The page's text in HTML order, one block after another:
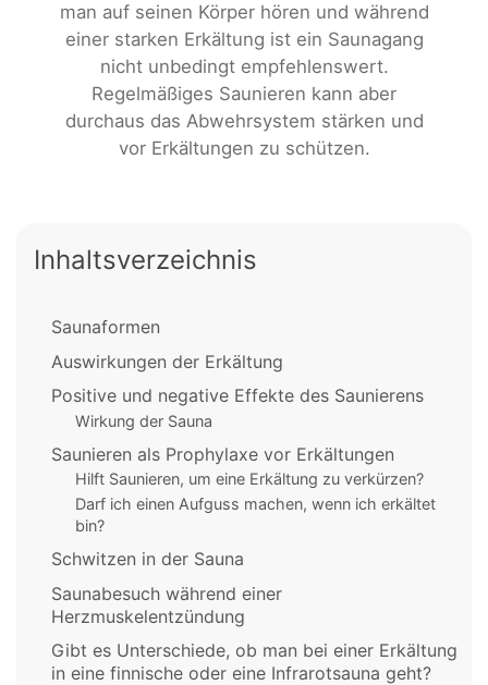
man auf seinen Körper hören und während
einer starken Erkältung ist ein Saunagang
nicht unbedingt empfehlenswert.
Regelmäßiges Saunieren kann aber
durchaus das Abwehrsystem stärken und
vor Erkältungen zu schützen.
Inhaltsverzeichnis
Saunaformen
Auswirkungen der Erkältung
Positive und negative Effekte des Saunierens
Wirkung der Sauna
Saunieren als Prophylaxe vor Erkältungen
Hilft Saunieren, um eine Erkältung zu verkürzen?
Darf ich einen Aufguss machen, wenn ich erkältet
bin?
Schwitzen in der Sauna
Saunabesuch während einer
Herzmuskelentzündung
Gibt es Unterschiede, ob man bei einer Erkältung
in eine finnische oder eine Infrarotsauna geht?